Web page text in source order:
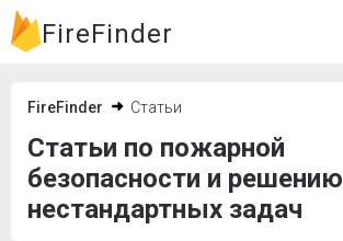
FireFinder
FireFinder Статьи
Статьи по пожарной
безопасности и решению
нестандартных задач